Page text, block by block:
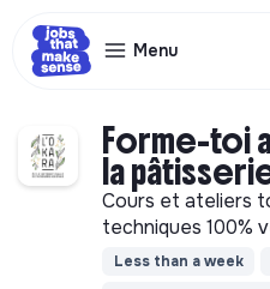
Menu
Forme-toi
la
Cours et ateliers
techniques 100%
Less than a week